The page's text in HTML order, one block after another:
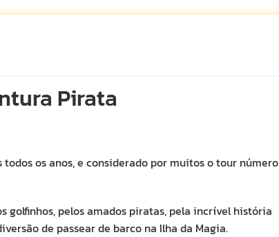
Pirata
os anos, e considerado por muitos o tour número
golfinhos, pelos amados piratas, pela incrível história
de passear de barco na Ilha da Magia.